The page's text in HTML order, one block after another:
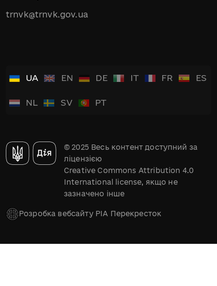
trnvk@trnvk.gov.ua
UA EN DE IT FR ES
NL SV PT
© 2025 Весь контент доступний за
ліцензією
Creative Commons Attribution 4.0
International license, якщо не
зазначено інше
Розробка вебсайту РІА Перекресток